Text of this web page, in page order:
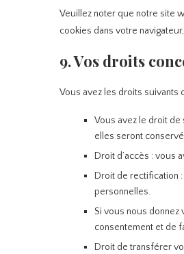
Veuillez noter que notre site
cookies dans votre
9. Vos droits
Vous avez les droits suivants
Vous avez le droit
elles seront
Droit d’accès : vous
Droit de rectification
personnelles.
Si vous nous
consentement et de
Droit de transférer